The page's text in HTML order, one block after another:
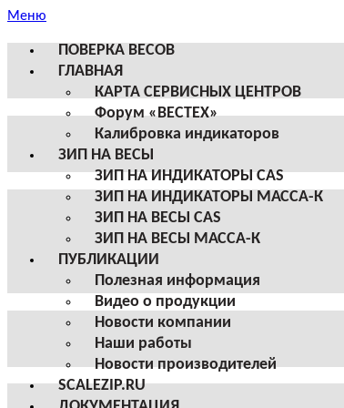
Меню
ПОВЕРКА ВЕСОВ
ГЛАВНАЯ
КАРТА СЕРВИСНЫХ ЦЕНТРОВ
Форум «ВЕСТЕХ»
Калибровка индикаторов
ЗИП НА ВЕСЫ
ЗИП НА ИНДИКАТОРЫ CAS
ЗИП НА ИНДИКАТОРЫ МАССА-К
ЗИП НА ВЕСЫ CAS
ЗИП НА ВЕСЫ МАССА-К
ПУБЛИКАЦИИ
Полезная информация
Видео о продукции
Новости компании
Наши работы
Новости производителей
SCALEZIP.RU